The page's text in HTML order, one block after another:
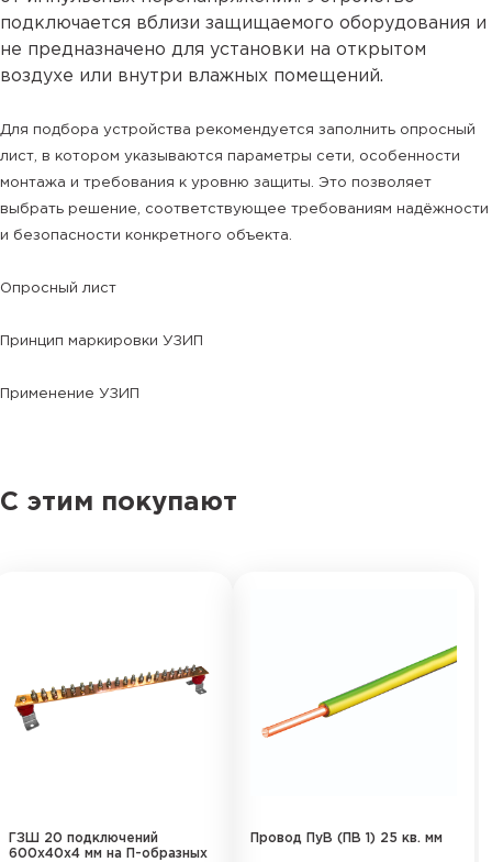
подключается вблизи защищаемого оборудования и
не предназначено для установки на открытом
воздухе или внутри влажных помещений.
Для подбора устройства рекомендуется заполнить опросный
лист , в котором указываются параметры сети, особенности
монтажа и требования к уровню защиты. Это позволяет
выбрать решение, соответствующее требованиям надёжности
и безопасности конкретного объекта.
Опросный лист
Принцип маркировки УЗИП
Применение УЗИП
С этим покупают
ГЗШ 20 подключений
600х40х4 мм на П-образных
Провод ПуВ (ПВ 1) 25 кв. мм